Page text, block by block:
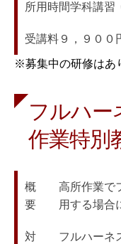
所用時間学科講習
受講料 ９，９０
※募集中の研修はあ
フルハー
作業特別
概
要
高所作業で
用する場合
対 フルハーネ